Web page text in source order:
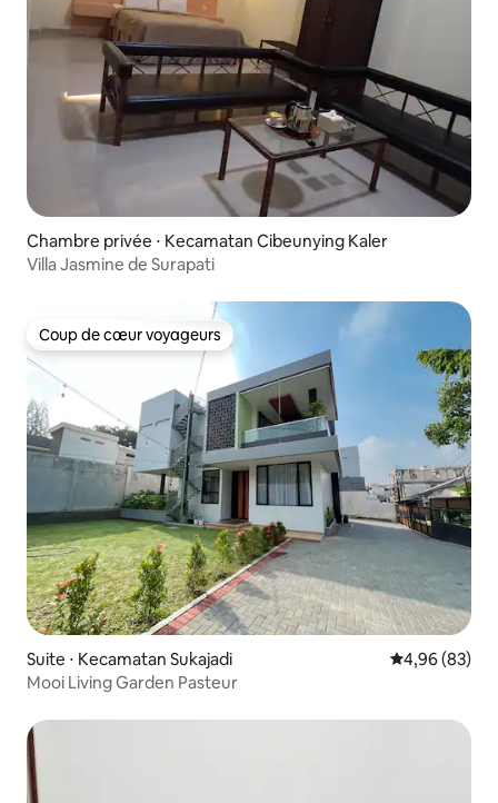
Chambre privée ⋅ Kecamatan Cibeunying Kaler
Villa Jasmine de Surapati
Coup de cœur voyageurs
Coup de cœur voyageurs
Suite ⋅ Kecamatan Sukajadi Évaluation
4,96 (83)
Mooi Living Garden Pasteur